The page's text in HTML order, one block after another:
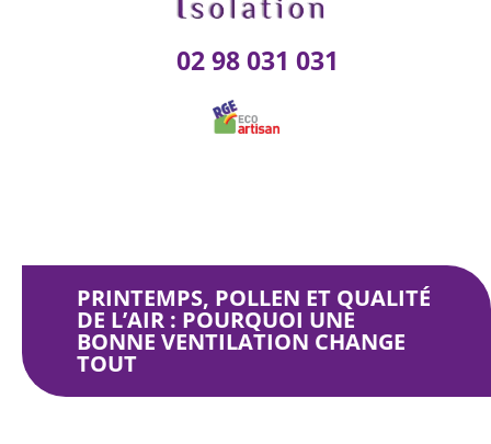
02 98 031 031
PRINTEMPS, POLLEN ET QUALITÉ
DE L’AIR : POURQUOI UNE
BONNE VENTILATION CHANGE
TOUT